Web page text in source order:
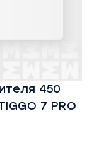
450
7 PRO